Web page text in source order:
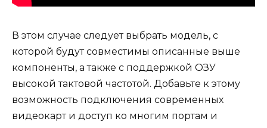
В этом случае следует выбрать модель, с
которой будут совместимы описанные выше
компоненты, а также с поддержкой ОЗУ
высокой тактовой частотой. Добавьте к этому
возможность подключения современных
видеокарт и доступ ко многим портам и